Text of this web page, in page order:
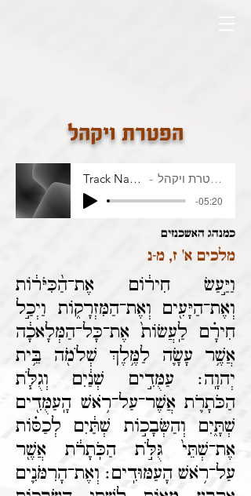
הפטרת ויקהל
וַיַּ֣עַשׂ חִיר֔וֹם אֶת־הַ֨כִּיֹּר֔וֹת
וְאֶת־הַיָּעִ֖ים וְאֶת־הַמִּזְרָק֑וֹת וַיְכַ֣ל
חִירָ֗ם לַֽעֲשׂוֹת֙ אֶת־כָּל־הַמְּלָאכָ֔ה
אֲשֶׁ֥ר עָשָׂ֛ה לַמֶּ֥לֶךְ שְׁלֹמֹ֖ה בֵּ֥ית
יְהוָֽה׃ עַמֻּדִ֣ים שְׁנַ֔יִם וְגֻלֹּ֧ת
הַכֹּתָרֹ֛ת אֲשֶׁר־עַל־רֹ֥אשׁ הָֽעַמֻּדִ֖ים
שְׁתָּ֑יִם וְהַשְּׂבָכ֣וֹת שְׁתַּ֔יִם לְכַסּ֗וֹת
אֶת־שְׁתֵּי֙ גֻּלֹּ֣ת הַכֹּֽתָרֹ֔ת אֲשֶׁ֖ר
עַל־רֹ֥אשׁ הָעַמּוּדִֽים׃ וְאֶת־הָרִמֹּנִ֛ים
מלכים א' ז, מ-נ
כמנהג האשכנזים
Track Name הפטרת ויקהל
-05:20